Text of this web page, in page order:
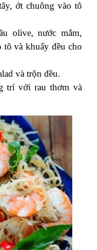
ớt chuông vào tô
olive, nước mắm,
tô và khuấy đều cho
và trộn đều.
trí với rau thơm và